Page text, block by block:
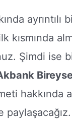
ayrıntılı
kısmında
Şimdi ise
hakkında